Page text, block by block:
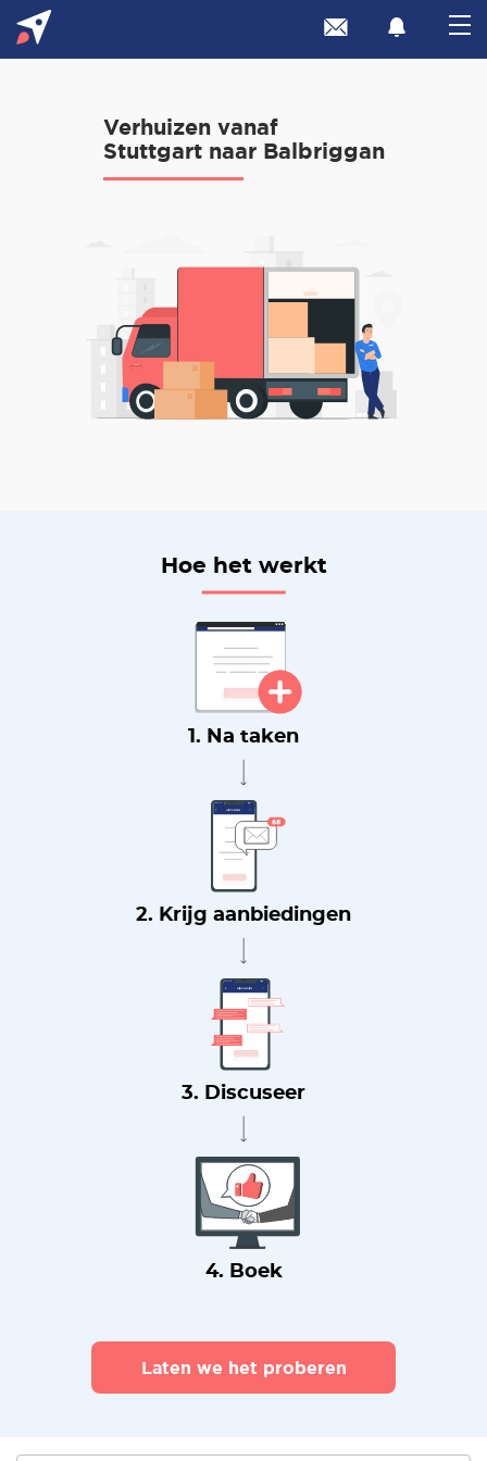
Verhuizen vanaf
Stuttgart naar Balbriggan
Hoe het werkt
1. Na taken
2. Krijg aanbiedingen
3. Discuseer
4. Boek
Laten we het proberen